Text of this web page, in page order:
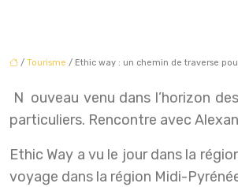
/ Tourisme / Ethic way : un chemin de traverse
Nouveau venu dans l’horizon des agences de voyages responsables en Midi-Pyrénées, Ethic Way élabore des séjours sur-mesure pour les entreprises et les
particuliers. Rencontre avec
Ethic Way a vu le jour dans la
voyage dans la région Midi-